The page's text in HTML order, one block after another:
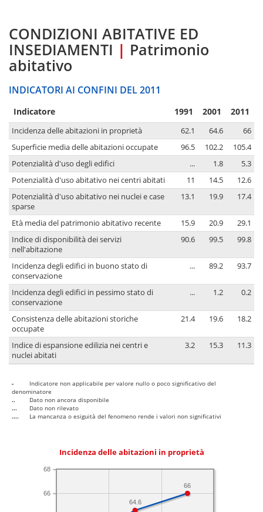
CONDIZIONI ABITATIVE ED
INSEDIAMENTI | Patrimonio
abitativo
INDICATORI AI CONFINI DEL 2011
Indicatore 1991 2001 2011
Incidenza delle abitazioni in proprietà 62.1 64.6
66
Superficie media delle abitazioni occupate
96.5 102.2
105.4
Potenzialità d'uso degli edifici
... 1.8
5.3
Potenzialità d'uso abitativo nei centri abitati
11 14.5
12.6
Potenzialità d'uso abitativo nei nuclei e case
sparse
13.1 19.9 17.4
Età media del patrimonio abitativo recente 15.9 20.9
29.1
Indice di disponibilità dei servizi
nell'abitazione
90.6 99.5 99.8
Incidenza degli edifici in buono stato di
conservazione
... 89.2 93.7
Incidenza degli edifici in pessimo stato di
conservazione
... 1.2 0.2
Consistenza delle abitazioni storiche
occupate
21.4 19.6 18.2
Indice di espansione edilizia nei centri e
nuclei abitati
3.2 15.3 11.3
-
Indicatore non applicabile per valore nullo o poco significativo del
denominatore
..
Dato non ancora disponibile
...
Dato non rilevato
....
La mancanza o esiguità del fenomeno rende i valori non significativi
Incidenza delle abitazioni in proprietà
66
68
66
64.6